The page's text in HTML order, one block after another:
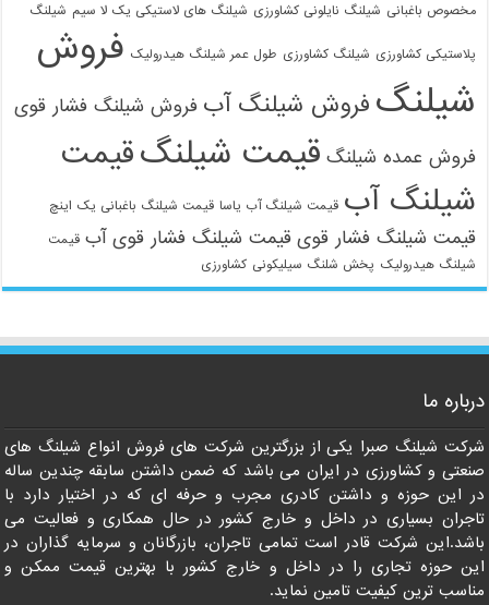
مخصوص باغبانی شیلنگ نایلونی کشاورزی شیلنگ های لاستیکی یک لا سیم شیلنگ
پلاستیکی کشاورزی شیلنگ کشاورزی طول عمر شیلنگ هیدرولیک فروش
شیلنگ فروش شیلنگ آب فروش شیلنگ فشار قوی
فروش عمده شیلنگ قیمت شیلنگقیمت
شیلنگ آب قیمت شیلنگ آب یاسا قیمت شیلنگ باغبانی یک اینچ
قیمت شیلنگ فشار قوی قیمت شیلنگ فشار قوی آب قیمت
شیلنگ هیدرولیک پخش شلنگ سیلیکونی کشاورزی
درباره ما
شرکت شیلنگ صبرا یکی از بزرگترین شرکت های فروش انواع شیلنگ های
صنعتی و کشاورزی در ایران می باشد که ضمن داشتن سابقه چندین ساله
در این حوزه و داشتن کادری مجرب و حرفه ای که در اختیار دارد با
تاجران بسیاری در داخل و خارج کشور در حال همکاری و فعالیت می
باشد.این شرکت قادر است تمامی تاجران، بازرگانان و سرمایه گذاران در
این حوزه تجاری را در داخل و خارج کشور با بهترین قیمت ممکن و
مناسب ترین کیفیت تامین نماید.
021-33112528